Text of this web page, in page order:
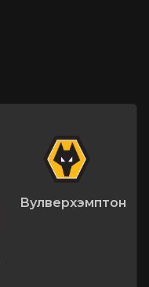
Вулверхэмптон